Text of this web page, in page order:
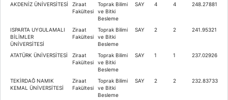
AKDENİZ ÜNİVERSİTESİ
Ziraat
Fakültesi
Toprak Bilimi
ve Bitki
Besleme
SAY 4 4 248.27881
ISPARTA UYGULAMALI
BİLİMLER
ÜNİVERSİTESİ
Ziraat
Fakültesi
Toprak Bilimi
ve Bitki
Besleme
SAY 2 2 241.95321
ATATÜRK ÜNİVERSİTESİ
Ziraat
Fakültesi
Toprak Bilimi
ve Bitki
Besleme
SAY 1 1 237.02926
TEKİRDAĞ NAMIK
KEMAL ÜNİVERSİTESİ
Ziraat
Fakültesi
Toprak Bilimi
ve Bitki
Besleme
SAY 2 2 232.83733